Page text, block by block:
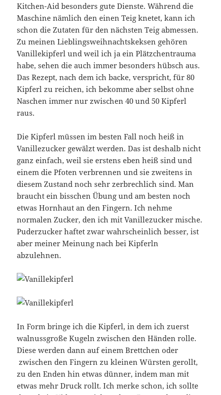
Kitchen-Aid besonders gute Dienste. Während die
Maschine nämlich den einen Teig knetet, kann ich
schon die Zutaten für den nächsten Teig abmessen.
Zu meinen Lieblingsweihnachtskeksen gehören
Vanillekipferl und weil ich ja ein Plätzchentrauma
habe, sehen die auch immer besonders hübsch aus.
Das Rezept, nach dem ich backe, verspricht, für 80
Kipferl zu reichen, ich bekomme aber selbst ohne
Naschen immer nur zwischen 40 und 50 Kipferl
raus.
Die Kipferl müssen im besten Fall noch heiß in
Vanillezucker gewälzt werden. Das ist deshalb nicht
ganz einfach, weil sie erstens eben heiß sind und
einem die Pfoten verbrennen und sie zweitens in
diesem Zustand noch sehr zerbrechlich sind. Man
braucht ein bisschen Übung und am besten noch
etwas Hornhaut an den Fingern. Ich nehme
normalen Zucker, den ich mit Vanillezucker mische.
Puderzucker haftet zwar wahrscheinlich besser, ist
aber meiner Meinung nach bei Kipferln
abzulehnen.
In Form bringe ich die Kipferl, in dem ich zuerst
walnussgroße Kugeln zwischen den Händen rolle.
Diese werden dann auf einem Brettchen oder
zwischen den Fingern zu kleinen Würsten gerollt,
zu den Enden hin etwas dünner, indem man mit
etwas mehr Druck rollt. Ich merke schon, ich sollte